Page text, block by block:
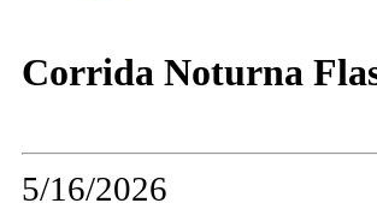
Corrida Noturna
5/16/2026